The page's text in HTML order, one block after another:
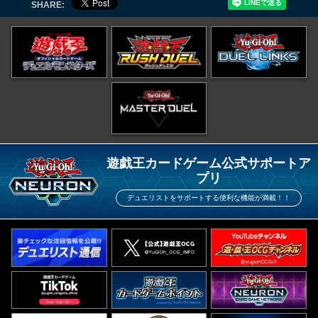
SHARE:
遊戯王カードゲーム公式サポートア
プリ
デュエリストをサポートする便利な機能が満載！！